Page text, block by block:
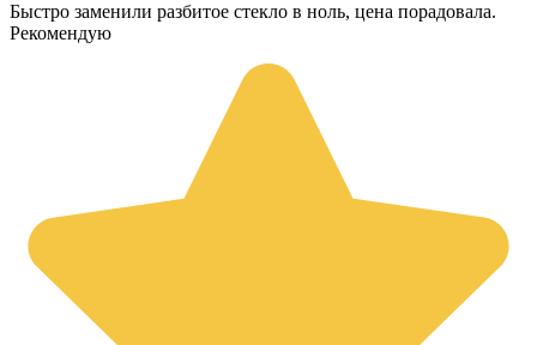
Быстро заменили разбитое стекло в ноль, цена порадовала.
Рекомендую